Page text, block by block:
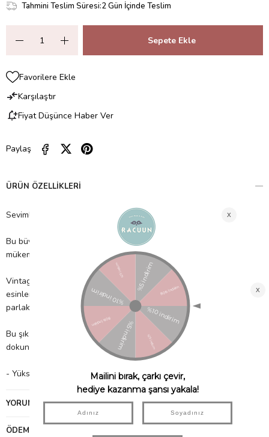
Tahmini Teslim Süresi:2 Gün İçinde Teslim
Favorilere Ekle
Karşılaştır
Fiyat Düşünce Haber Ver
Paylaş
ÜRÜN ÖZELLIKLERI
Sevimli hayvan uyarısı!
Bu büyük kağıt tabaklar, ilk yıllar ve ilk doğum günleri için
mükemmeldir.
Vintage moda illüstrasyonlarından ve renk paletlerinden
esinlenerek, görünümü güncel tutmak için parlak altın folyo ve
parlak kırmızı bir bordürle.
Bu şık taraklı tasarım, masa katmanları için ve dekoratif bir
dokunuş katmak için idealdir.
- Yüksek kaliteli malzemelerden üretilmiştir. 8 adet tabak içerir.
YORUMLAR(0)
ÖDEME SEÇENEKLERI